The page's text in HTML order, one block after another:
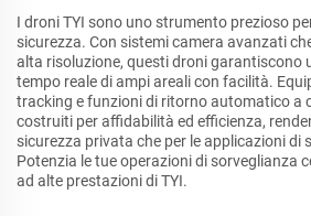
I droni TYI sono uno strumento prezioso
sicurezza. Con sistemi camera avanzati
alta risoluzione, questi droni garantiscono
tempo reale di ampi areali con facilità.
tracking e funzioni di ritorno automatico a
costruiti per affidabilità ed efficienza,
sicurezza privata che per le applicazioni di
Potenzia le tue operazioni di sorveglianza
ad alte prestazioni di TYI.